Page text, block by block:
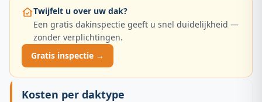
Twijfelt u over uw dak?
Een gratis dakinspectie geeft u snel duidelijkheid —
zonder verplichtingen.
Gratis inspectie →
Kosten per daktype